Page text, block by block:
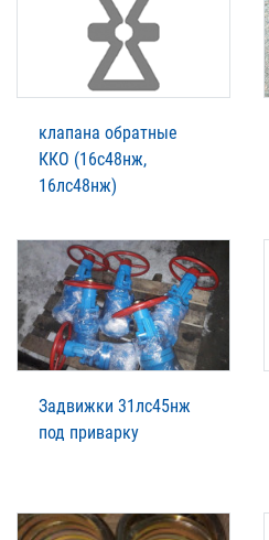
клапана обратные
ККО (16с48нж,
16лс48нж)
Задвижки 31лс45нж
под приварку